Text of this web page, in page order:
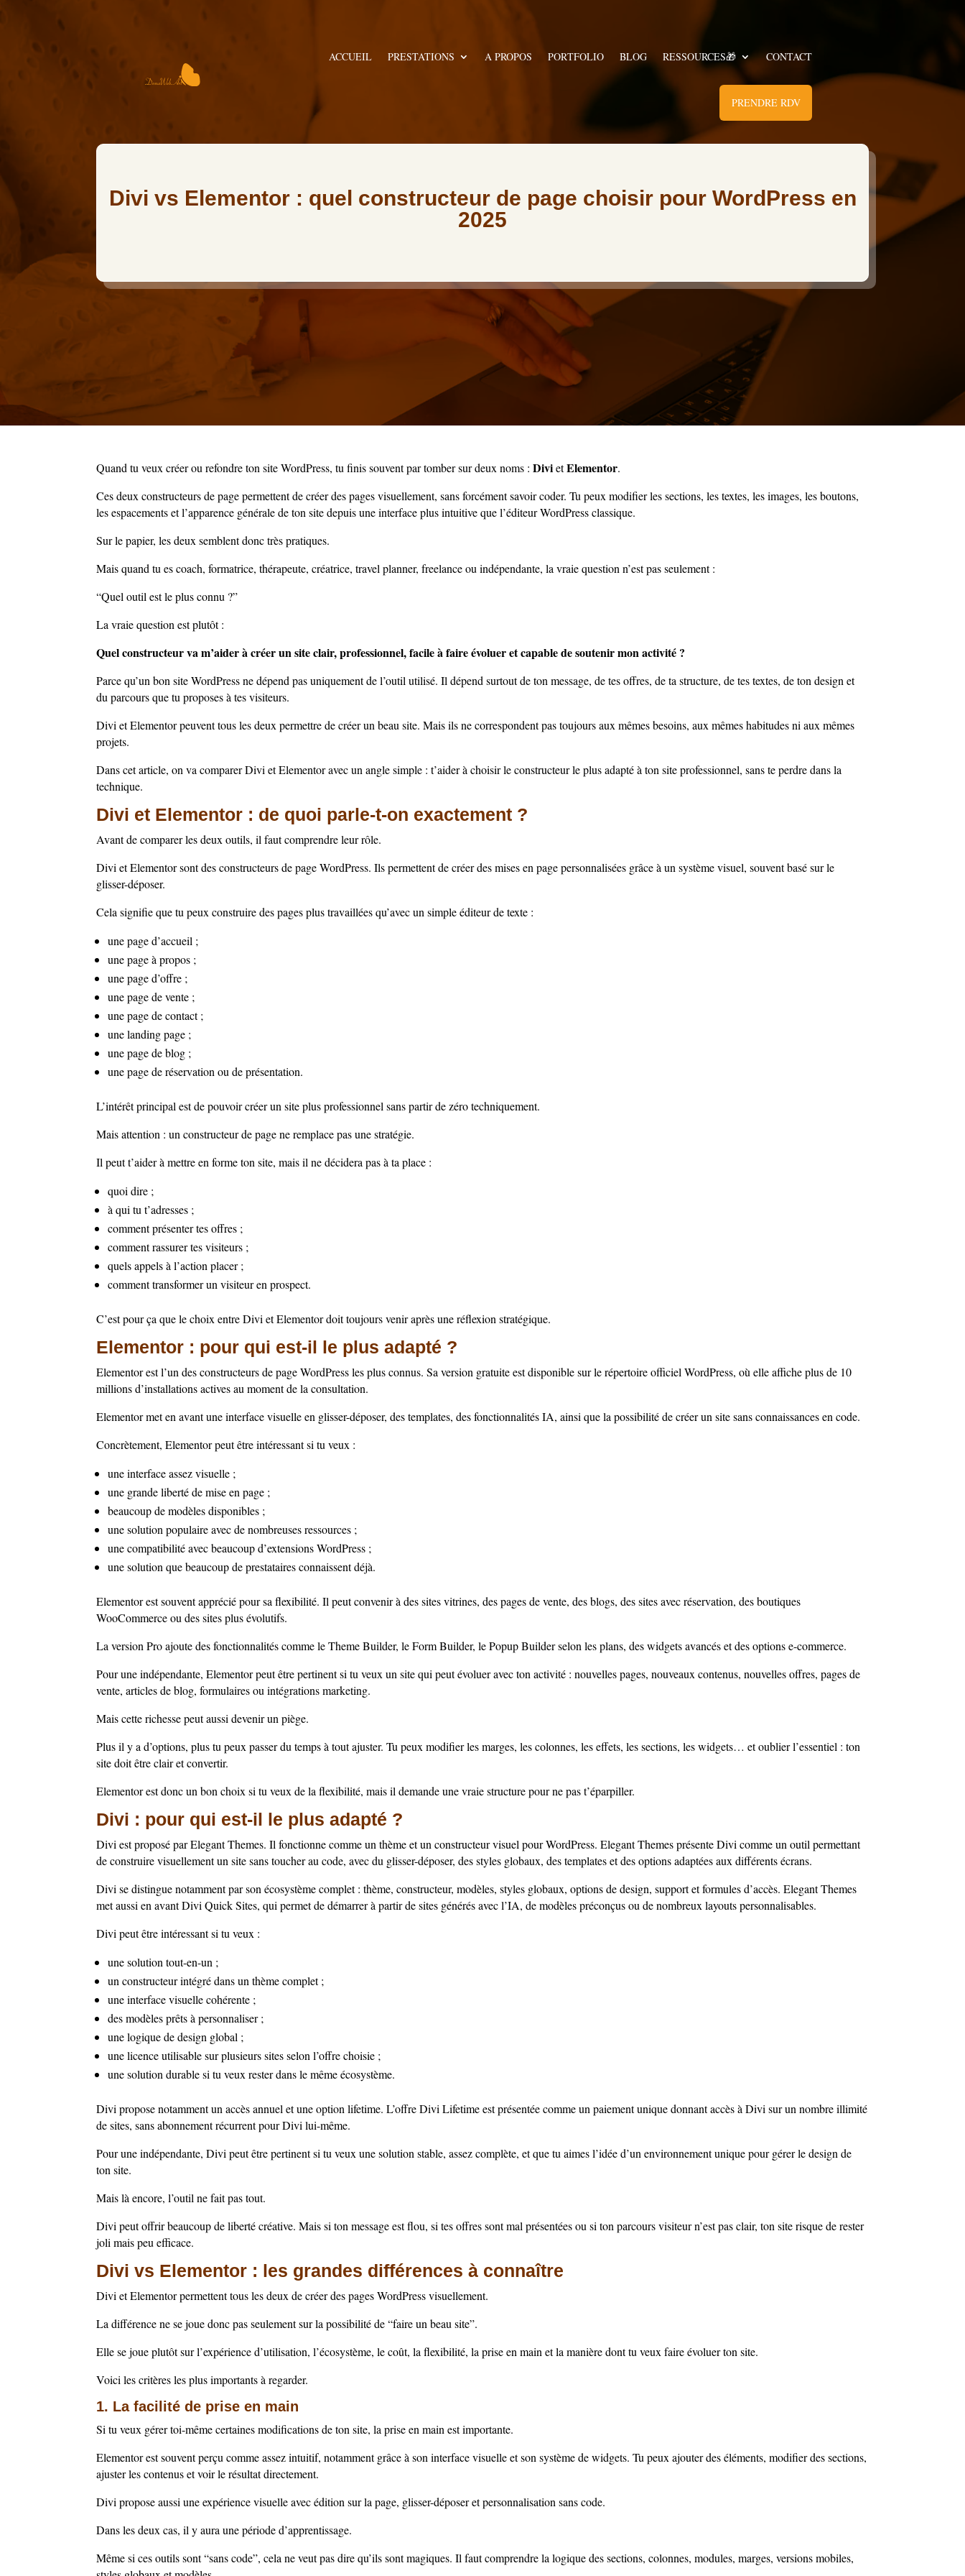
ACCUEIL PRESTATIONS A PROPOS PORTFOLIO BLOG RESSOURCES🎁 CONTACT
PRENDRE RDV
Divi vs Elementor : quel constructeur de page choisir pour WordPress en
2025
Quand tu veux créer ou refondre ton site WordPress, tu finis souvent par tomber sur deux noms :DivietElementor.
Ces deux constructeurs de page permettent de créer des pages visuellement, sans forcément savoir coder. Tu peux modifier les sections, les textes, les images, les boutons,
les espacements et l’apparence générale de ton site depuis une interface plus intuitive que l’éditeur WordPress classique.
Sur le papier, les deux semblent donc très pratiques.
Mais quand tu es coach, formatrice, thérapeute, créatrice, travel planner, freelance ou indépendante, la vraie question n’est pas seulement :
“Quel outil est le plus connu ?”
La vraie question est plutôt :
Quel constructeur va m’aider à créer un site clair, professionnel, facile à faire évoluer et capable de soutenir mon activité ?
Parce qu’un bon site WordPress ne dépend pas uniquement de l’outil utilisé. Il dépend surtout de ton message, de tes offres, de ta structure, de tes textes, de ton design et
du parcours que tu proposes à tes visiteurs.
Divi et Elementor peuvent tous les deux permettre de créer un beau site. Mais ils ne correspondent pas toujours aux mêmes besoins, aux mêmes habitudes ni aux mêmes
projets.
Dans cet article, on va comparer Divi et Elementor avec un angle simple : t’aider à choisir le constructeur le plus adapté à ton site professionnel, sans te perdre dans la
technique.
Divi et Elementor : de quoi parle-t-on exactement ?
Avant de comparer les deux outils, il faut comprendre leur rôle.
Divi et Elementor sont des constructeurs de page WordPress. Ils permettent de créer des mises en page personnalisées grâce à un système visuel, souvent basé sur le
glisser-déposer.
Cela signifie que tu peux construire des pages plus travaillées qu’avec un simple éditeur de texte :
une page d’accueil ;
une page à propos ;
une page d’offre ;
une page de vente ;
une page de contact ;
une landing page ;
une page de blog ;
une page de réservation ou de présentation.
L’intérêt principal est de pouvoir créer un site plus professionnel sans partir de zéro techniquement.
Mais attention : un constructeur de page ne remplace pas une stratégie.
Il peut t’aider à mettre en forme ton site, mais il ne décidera pas à ta place :
quoi dire ;
à qui tu t’adresses ;
comment présenter tes offres ;
comment rassurer tes visiteurs ;
quels appels à l’action placer ;
comment transformer un visiteur en prospect.
C’est pour ça que le choix entre Divi et Elementor doit toujours venir après une réflexion stratégique.
Elementor : pour qui est-il le plus adapté ?
Elementor est l’un des constructeurs de page WordPress les plus connus. Sa version gratuite est disponible sur le répertoire officiel WordPress, où elle affiche plus de 10
millions d’installations actives au moment de la consultation.
Elementor met en avant une interface visuelle en glisser-déposer, des templates, des fonctionnalités IA, ainsi que la possibilité de créer un site sans connaissances en code.
Concrètement, Elementor peut être intéressant si tu veux :
une interface assez visuelle ;
une grande liberté de mise en page ;
beaucoup de modèles disponibles ;
une solution populaire avec de nombreuses ressources ;
une compatibilité avec beaucoup d’extensions WordPress ;
une solution que beaucoup de prestataires connaissent déjà.
Elementor est souvent apprécié pour sa flexibilité. Il peut convenir à des sites vitrines, des pages de vente, des blogs, des sites avec réservation, des boutiques
WooCommerce ou des sites plus évolutifs.
La version Pro ajoute des fonctionnalités comme le Theme Builder, le Form Builder, le Popup Builder selon les plans, des widgets avancés et des options e-commerce.
Pour une indépendante, Elementor peut être pertinent si tu veux un site qui peut évoluer avec ton activité : nouvelles pages, nouveaux contenus, nouvelles offres, pages de
vente, articles de blog, formulaires ou intégrations marketing.
Mais cette richesse peut aussi devenir un piège.
Plus il y a d’options, plus tu peux passer du temps à tout ajuster. Tu peux modifier les marges, les colonnes, les effets, les sections, les widgets… et oublier l’essentiel : ton
site doit être clair et convertir.
Elementor est donc un bon choix si tu veux de la flexibilité, mais il demande une vraie structure pour ne pas t’éparpiller.
Divi : pour qui est-il le plus adapté ?
Divi est proposé par Elegant Themes. Il fonctionne comme un thème et un constructeur visuel pour WordPress. Elegant Themes présente Divi comme un outil permettant
de construire visuellement un site sans toucher au code, avec du glisser-déposer, des styles globaux, des templates et des options adaptées aux différents écrans.
Divi se distingue notamment par son écosystème complet : thème, constructeur, modèles, styles globaux, options de design, support et formules d’accès. Elegant Themes
met aussi en avant Divi Quick Sites, qui permet de démarrer à partir de sites générés avec l’IA, de modèles préconçus ou de nombreux layouts personnalisables.
Divi peut être intéressant si tu veux :
une solution tout-en-un ;
un constructeur intégré dans un thème complet ;
une interface visuelle cohérente ;
des modèles prêts à personnaliser ;
une logique de design global ;
une licence utilisable sur plusieurs sites selon l’offre choisie ;
une solution durable si tu veux rester dans le même écosystème.
Divi propose notamment un accès annuel et une option lifetime. L’offre Divi Lifetime est présentée comme un paiement unique donnant accès à Divi sur un nombre illimité
de sites, sans abonnement récurrent pour Divi lui-même.
Pour une indépendante, Divi peut être pertinent si tu veux une solution stable, assez complète, et que tu aimes l’idée d’un environnement unique pour gérer le design de
ton site.
Mais là encore, l’outil ne fait pas tout.
Divi peut offrir beaucoup de liberté créative. Mais si ton message est flou, si tes offres sont mal présentées ou si ton parcours visiteur n’est pas clair, ton site risque de rester
joli mais peu efficace.
Divi vs Elementor : les grandes différences à connaître
Divi et Elementor permettent tous les deux de créer des pages WordPress visuellement.
La différence ne se joue donc pas seulement sur la possibilité de “faire un beau site”.
Elle se joue plutôt sur l’expérience d’utilisation, l’écosystème, le coût, la flexibilité, la prise en main et la manière dont tu veux faire évoluer ton site.
Voici les critères les plus importants à regarder.
1. La facilité de prise en main
Si tu veux gérer toi-même certaines modifications de ton site, la prise en main est importante.
Elementor est souvent perçu comme assez intuitif, notamment grâce à son interface visuelle et son système de widgets. Tu peux ajouter des éléments, modifier des sections,
ajuster les contenus et voir le résultat directement.
Divi propose aussi une expérience visuelle avec édition sur la page, glisser-déposer et personnalisation sans code.
Dans les deux cas, il y aura une période d’apprentissage.
Même si ces outils sont “sans code”, cela ne veut pas dire qu’ils sont magiques. Il faut comprendre la logique des sections, colonnes, modules, marges, versions mobiles,